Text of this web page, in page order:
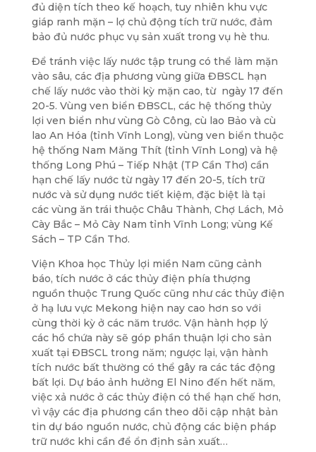
đủ diện tích theo kế hoạch, tuy nhiên khu vực
giáp ranh mặn – lợ chủ động tích trữ nước, đảm
bảo đủ nước phục vụ sản xuất trong vụ hè thu.
Để tránh việc lấy nước tập trung có thể làm mặn
vào sâu, các địa phương vùng giữa ĐBSCL hạn
chế lấy nước vào thời kỳ mặn cao, từ ngày 17 đến
20-5. Vùng ven biển ĐBSCL, các hệ thống thủy
lợi ven biển như vùng Gò Công, cù lao Bảo và cù
lao An Hóa (tỉnh Vĩnh Long), vùng ven biển thuộc
hệ thống Nam Măng Thít (tỉnh Vĩnh Long) và hệ
thống Long Phú – Tiếp Nhật (TP Cần Thơ) cần
hạn chế lấy nước từ ngày 17 đến 20-5, tích trữ
nước và sử dụng nước tiết kiệm, đặc biệt là tại
các vùng ăn trái thuộc Châu Thành, Chợ Lách, Mỏ
Cày Bắc – Mỏ Cày Nam tỉnh Vĩnh Long; vùng Kế
Sách – TP Cần Thơ.
Viện Khoa học Thủy lợi miền Nam cũng cảnh
báo, tích nước ở các thủy điện phía thượng
nguồn thuộc Trung Quốc cũng như các thủy điện
ở hạ lưu vực Mekong hiện nay cao hơn so với
cùng thời kỳ ở các năm trước. Vận hành hợp lý
các hồ chứa này sẽ góp phần thuận lợi cho sản
xuất tại ĐBSCL trong năm; ngược lại, vận hành
tích nước bất thường có thể gây ra các tác động
bất lợi. Dự báo ảnh hưởng El Nino đến hết năm,
việc xả nước ở các thủy điện có thể hạn chế hơn,
vì vậy các địa phương cần theo dõi cập nhật bản
tin dự báo nguồn nước, chủ động các biện pháp
trữ nước khi cần để ổn định sản xuất…